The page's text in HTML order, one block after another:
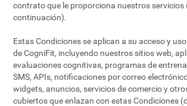
contrato que le proporciona nuestros servicios
continuación).
Estas Condiciones se aplican a su acceso y
de CogniFit, incluyendo nuestros sitios web,
evaluaciones cognitivas, programas de
SMS, APIs, notificaciones por correo
widgets, anuncios, servicios de comercio y
cubiertos que enlazan con estas Condiciones